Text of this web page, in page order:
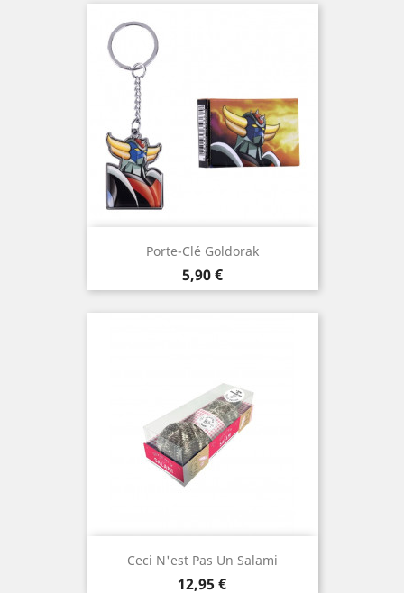
Porte-Clé Goldorak
Prix
5,90 €
Ceci N'est Pas Un Salami
Prix
12,95 €